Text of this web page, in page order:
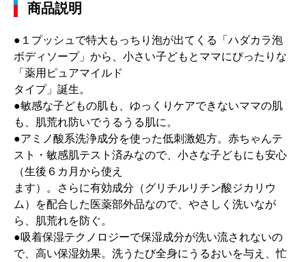
商品説明
●１プッシュで特大もっちり泡が出てくる「ハダカラ泡
ボディソープ」から、小さい子どもとママにぴったりな
「薬用ピュアマイルド
タイプ」誕生。
●敏感な子どもの肌も、ゆっくりケアできないママの肌
も、肌荒れ防いでうるうる肌に。
●アミノ酸系洗浄成分を使った低刺激処方。赤ちゃんテ
スト・敏感肌テスト済みなので、小さな子どもにも安心
（生後６カ月から使え
ます）。さらに有効成分（グリチルリチン酸ジカリウ
ム）を配合した医薬部外品なので、やさしく洗いなが
ら、肌荒れを防ぐ。
●吸着保湿テクノロジーで保湿成分が洗い流されないの
で、高い保湿効果。洗うたび全身にうるおいを与え、忙